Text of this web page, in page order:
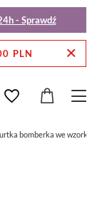
- Sprawdź
PLN
bomberka we wzorki